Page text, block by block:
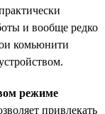
и вообще редко
комьюнити
режиме
привлекать